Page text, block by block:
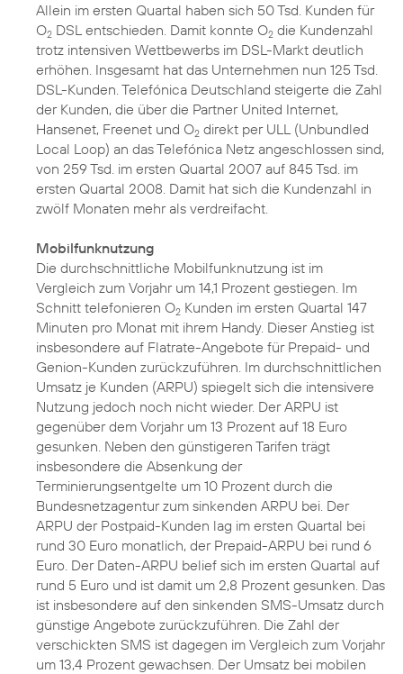
Allein im ersten Quartal haben sich 50 Tsd. Kunden für
O2 DSL entschieden. Damit konnte O2 die Kundenzahl
trotz intensiven Wettbewerbs im DSL-Markt deutlich
erhöhen. Insgesamt hat das Unternehmen nun 125 Tsd.
DSL-Kunden. Telefónica Deutschland steigerte die Zahl
der Kunden, die über die Partner United Internet,
Hansenet, Freenet und O2 direkt per ULL (Unbundled
Local Loop) an das Telefónica Netz angeschlossen sind,
von 259 Tsd. im ersten Quartal 2007 auf 845 Tsd. im
ersten Quartal 2008. Damit hat sich die Kundenzahl in
zwölf Monaten mehr als verdreifacht.
Mobilfunknutzung
Die durchschnittliche Mobilfunknutzung ist im
Vergleich zum Vorjahr um 14,1 Prozent gestiegen. Im
Schnitt telefonieren O2 Kunden im ersten Quartal 147
Minuten pro Monat mit ihrem Handy. Dieser Anstieg ist
insbesondere auf Flatrate-Angebote für Prepaid- und
Genion-Kunden zurückzuführen. Im durchschnittlichen
Umsatz je Kunden (ARPU) spiegelt sich die intensivere
Nutzung jedoch noch nicht wieder. Der ARPU ist
gegenüber dem Vorjahr um 13 Prozent auf 18 Euro
gesunken. Neben den günstigeren Tarifen trägt
insbesondere die Absenkung der
Terminierungsentgelte um 10 Prozent durch die
Bundesnetzagentur zum sinkenden ARPU bei. Der
ARPU der Postpaid-Kunden lag im ersten Quartal bei
rund 30 Euro monatlich, der Prepaid-ARPU bei rund 6
Euro. Der Daten-ARPU belief sich im ersten Quartal auf
rund 5 Euro und ist damit um 2,8 Prozent gesunken. Das
ist insbesondere auf den sinkenden SMS-Umsatz durch
günstige Angebote zurückzuführen. Die Zahl der
verschickten SMS ist dagegen im Vergleich zum Vorjahr
um 13,4 Prozent gewachsen. Der Umsatz bei mobilen